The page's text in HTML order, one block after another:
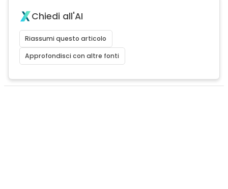
Chiedi all'AI
Riassumi questo articolo
Approfondisci con altre fonti